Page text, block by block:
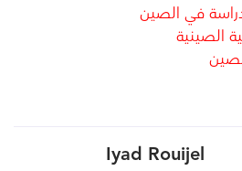
في الصين
الصينية
Iyad Rouijel